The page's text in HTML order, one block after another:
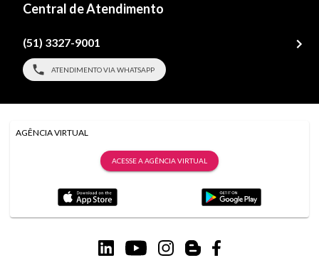
Central de Atendimento
(51) 3327-9001
ATENDIMENTO VIA WHATSAPP
AGÊNCIA VIRTUAL
ACESSE A AGÊNCIA VIRTUAL